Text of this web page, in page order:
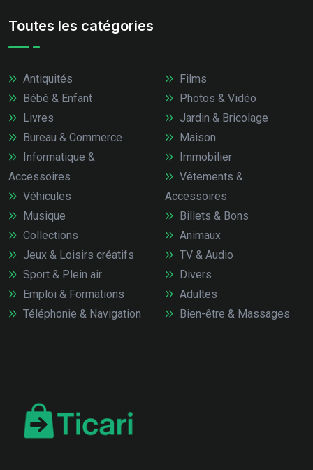
Toutes les catégories
Antiquités
Bébé & Enfant
Livres
Bureau & Commerce
Informatique &
Accessoires
Véhicules
Films
Photos & Vidéo
Jardin & Bricolage
Maison
Immobilier
Vêtements &
Accessoires
Musique
Collections
Jeux & Loisirs créatifs
Sport & Plein air
Emploi & Formations
Téléphonie & Navigation
Billets & Bons
Animaux
TV & Audio
Divers
Adultes
Bien-être & Massages